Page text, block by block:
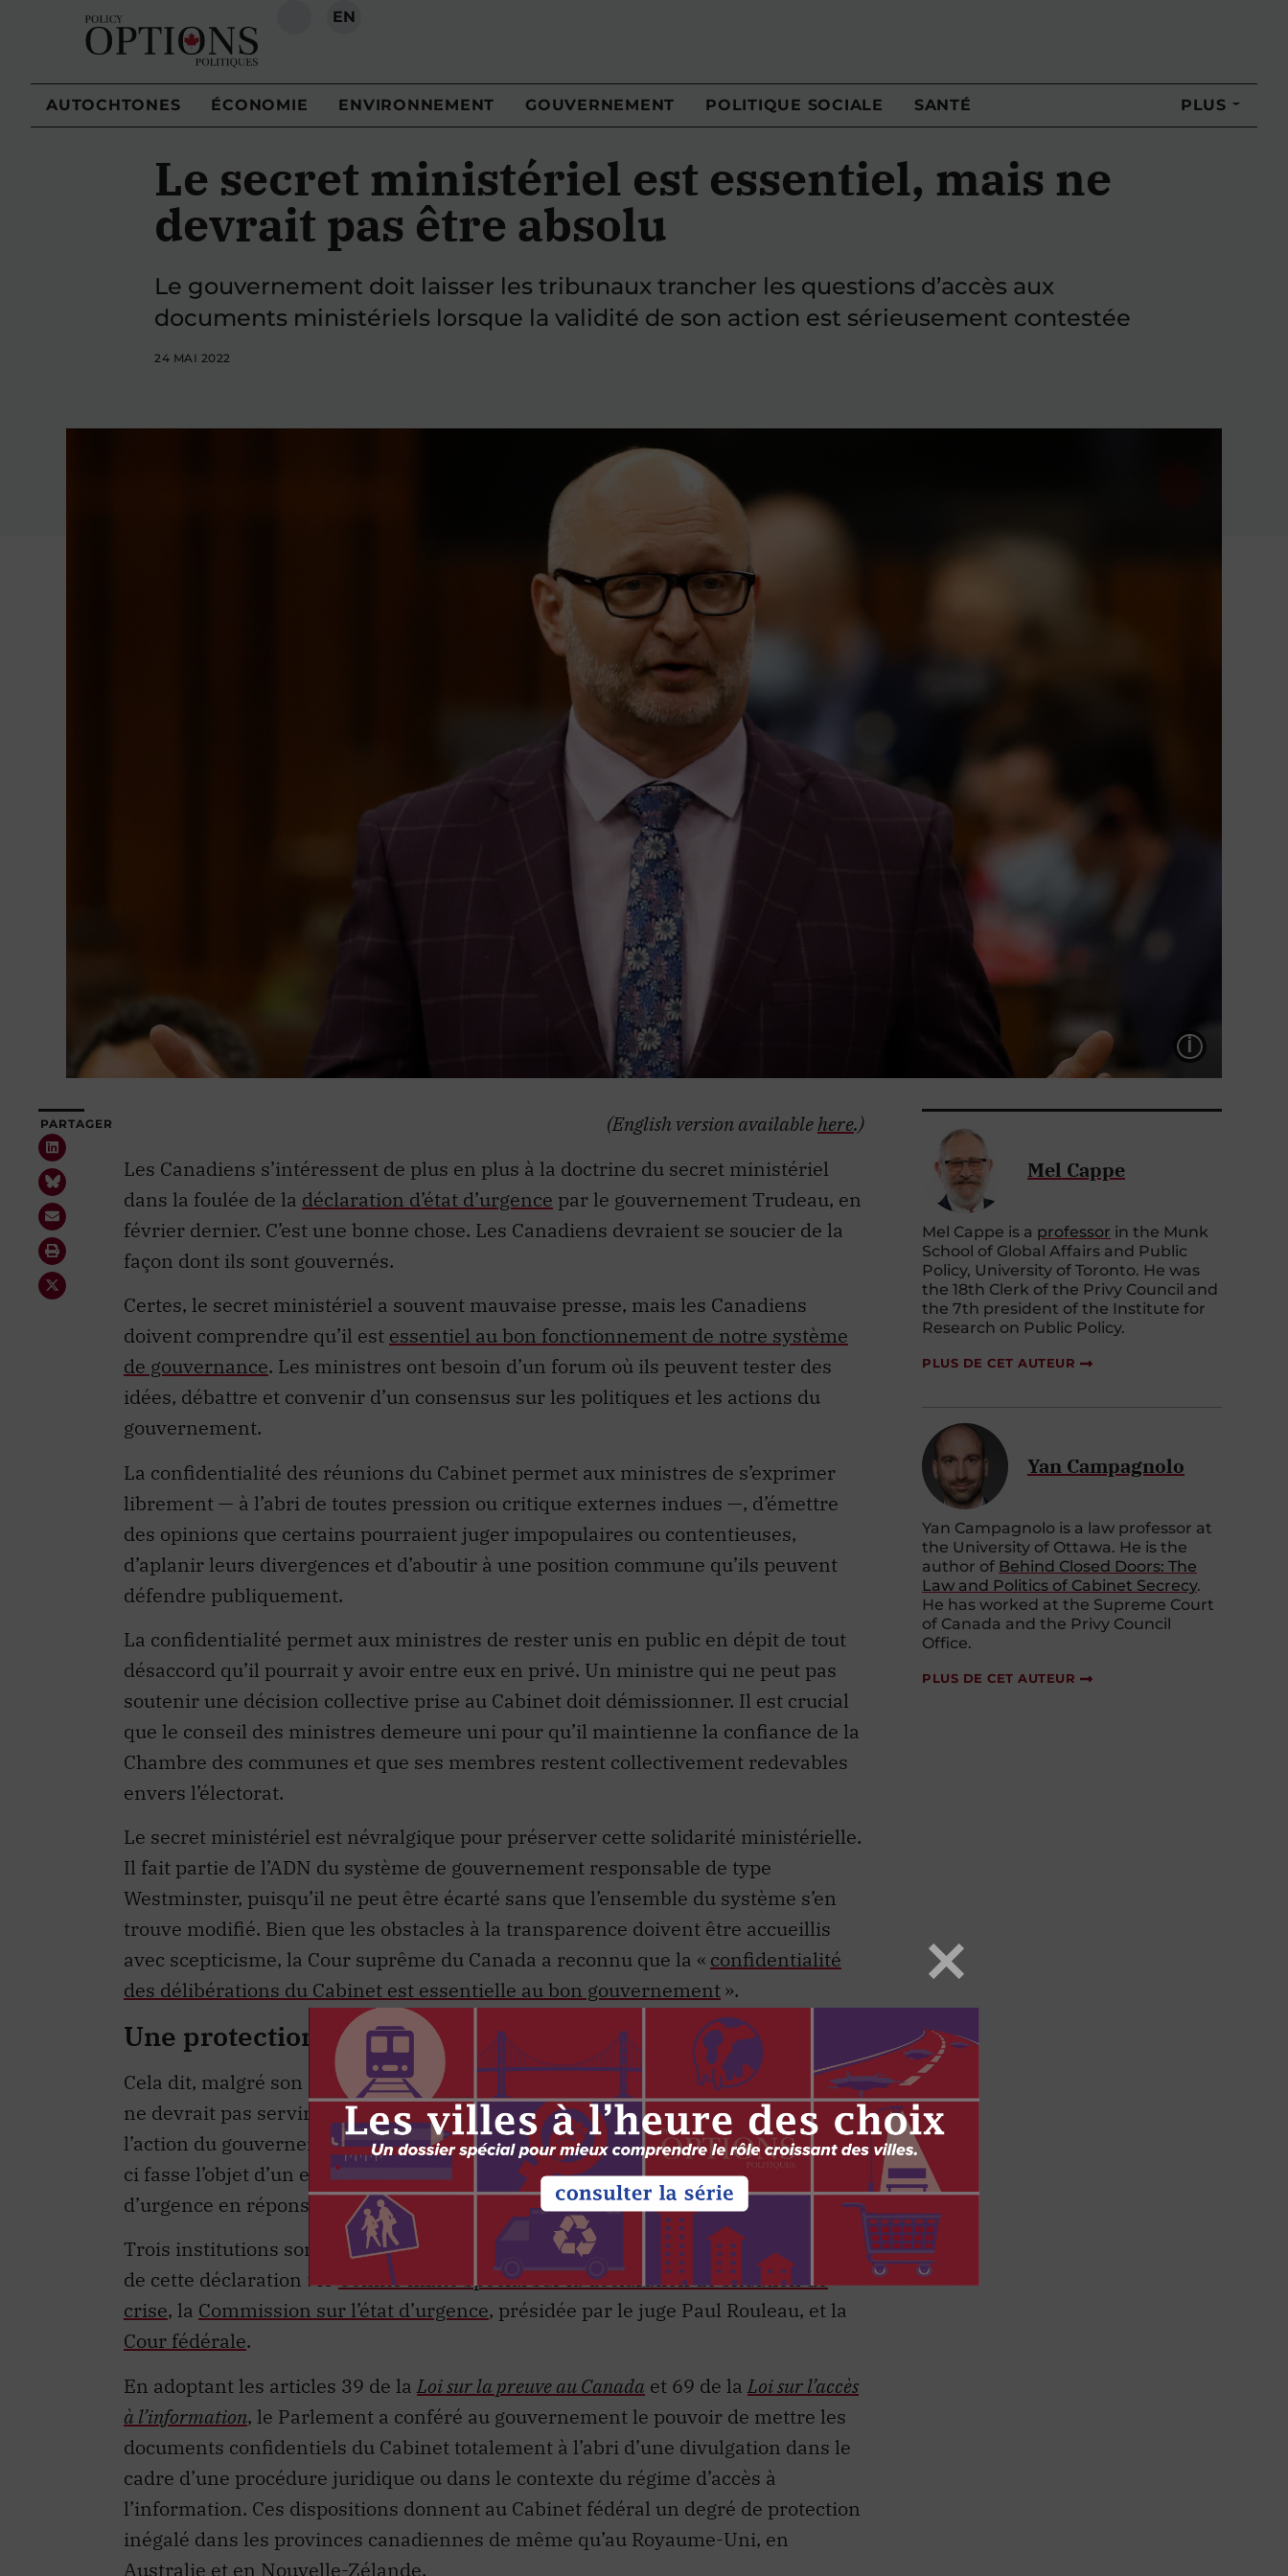
RECHERCHE
EN
AUTOCHTONES ÉCONOMIE ENVIRONNEMENT GOUVERNEMENT POLITIQUE SOCIALE SANTÉ PLUS
Le secret ministériel est essentiel, mais ne
devrait pas être absolu
Le gouvernement doit laisser les tribunaux trancher les questions d’accès aux
documents ministériels lorsque la validité de son action est sérieusement contestée
24 MAI 2022
PARTAGER (English version availablehere.)
Les Canadiens s’intéressent de plus en plus à la doctrine du secret ministériel
dans la foulée de la déclaration d’état d’urgence par le gouvernement Trudeau, en
février dernier. C’est une bonne chose. Les Canadiens devraient se soucier de la
façon dont ils sont gouvernés.
Certes, le secret ministériel a souvent mauvaise presse, mais les Canadiens
doivent comprendre qu’il est essentiel au bon fonctionnement de notre système
de gouvernance. Les ministres ont besoin d’un forum où ils peuvent tester des
idées, débattre et convenir d’un consensus sur les politiques et les actions du
gouvernement.
La confidentialité des réunions du Cabinet permet aux ministres de s’exprimer
librement — à l’abri de toutes pression ou critique externes indues —, d’émettre
des opinions que certains pourraient juger impopulaires ou contentieuses,
d’aplanir leurs divergences et d’aboutir à une position commune qu’ils peuvent
défendre publiquement.
La confidentialité permet aux ministres de rester unis en public en dépit de tout
désaccord qu’il pourrait y avoir entre eux en privé. Un ministre qui ne peut pas
soutenir une décision collective prise au Cabinet doit démissionner. Il est crucial
que le conseil des ministres demeure uni pour qu’il maintienne la confiance de la
Chambre des communes et que ses membres restent collectivement redevables
envers l’électorat.
Le secret ministériel est névralgique pour préserver cette solidarité ministérielle.
Il fait partie de l’ADN du système de gouvernement responsable de type
Westminster, puisqu’il ne peut être écarté sans que l’ensemble du système s’en
trouve modifié. Bien que les obstacles à la transparence doivent être accueillis
avec scepticisme, la Cour suprême du Canada a reconnu que la « confidentialité
des délibérations du Cabinet est essentielle au bon gouvernement».
Une protection juridique inégalée
Cela dit, malgré son importance, le secret ministériel ne devrait pas être absolu. Il
ne devrait pas servir à entraver la recherche de la vérité lorsque la validité de
l’action du gouvernement est sérieusement contestée et que la loi exige que celle-
ci fasse l’objet d’un examen, comme c’est le cas pour la récente déclaration d’état
d’urgence en réponse aux protestations et barricades du convoi des camionneurs.
Trois institutions sont présentement investies d’un mandat d’examiner la validité
de cette déclaration : leComité mixte spécial sur la déclaration de situation de
crise, la Commission sur l’état d’urgence, présidée par le juge Paul Rouleau, et la
Cour fédérale.
En adoptant les articles 39 de la Loi sur la preuve au Canada et 69 de la Loi sur l’accès
à l’information, le Parlement a conféré au gouvernement le pouvoir de mettre les
documents confidentiels du Cabinet totalement à l’abri d’une divulgation dans le
cadre d’une procédure juridique ou dans le contexte du régime d’accès à
l’information. Ces dispositions donnent au Cabinet fédéral un degré de protection
inégalé dans les provinces canadiennes de même qu’au Royaume-Uni, en
Australie et en Nouvelle-Zélande.
Mel Cappe
Mel Cappe is a professor in the Munk
School of Global Affairs and Public
Policy, University of Toronto. He was
the 18th Clerk of the Privy Council and
the 7th president of the Institute for
Research on Public Policy.
PLUS DE CET AUTEUR
Yan Campagnolo
Yan Campagnolo is a law professor at
the University of Ottawa. He is the
author of Behind Closed Doors: The
Law and Politics of Cabinet Secrecy.
He has worked at the Supreme Court
of Canada and the Privy Council
Office.
PLUS DE CET AUTEUR